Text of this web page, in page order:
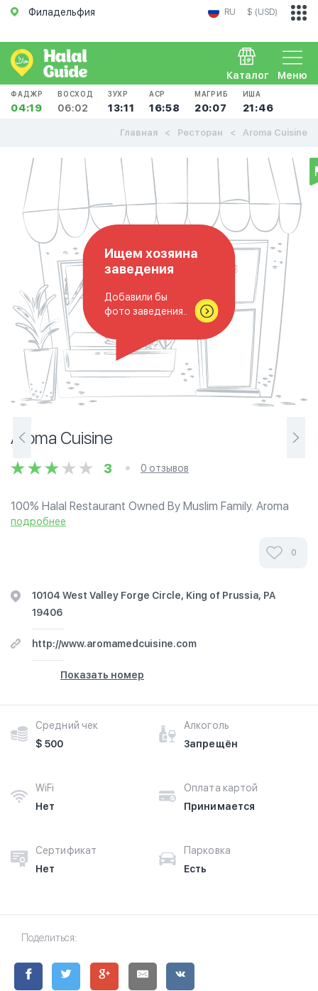
Филадельфия RU $ (USD)
Меню
Каталог
ФАДЖР
04:19
ВОСХОД
06:02
ЗУХР
13:11
АСР
16:58
МАГРИБ
20:07
ИША
21:46
Главная Ресторан Aroma Cuisine
Ищем хозяина
заведения
Добавили бы
фото заведения..
Aroma Cuisine
3 0 отзывов
100% Halal Restaurant Owned By Muslim Family. Aroma
Mediterranean Cuisine is near the King of Prussia Mall,
подробнее
0
10104 West Valley Forge Circle, King of Prussia, PA
19406
http://www.aromamedcuisine.com
Показать номер
Средний чек
$ 500
Алкоголь
Запрещён
WiFi
Нет
Оплата картой
Принимается
Сертификат
Нет
Парковка
Есть
Поделиться: